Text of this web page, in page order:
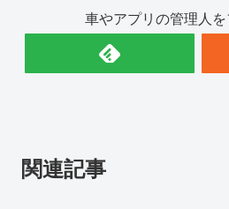
車やアプリの管理人
関連記事